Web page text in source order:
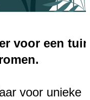
voor een tuin
voor unieke